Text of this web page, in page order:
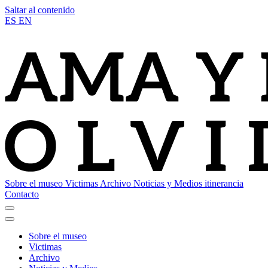
Saltar al contenido
ES EN
Sobre el museo Victimas Archivo Noticias y Medios itinerancia
Contacto
Sobre el museo
Victimas
Archivo